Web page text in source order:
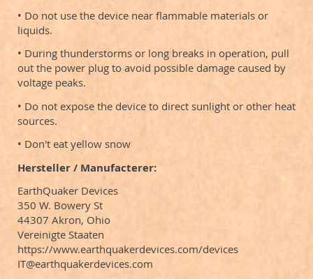
• Do not use the device near flammable materials or
liquids.
• During thunderstorms or long breaks in operation, pull
out the power plug to avoid possible damage caused by
voltage peaks.
• Do not expose the device to direct sunlight or other heat
sources.
• Don't eat yellow snow
Hersteller / Manufacterer:
EarthQuaker Devices
350 W. Bowery St
44307 Akron, Ohio
Vereinigte Staaten
https://www.earthquakerdevices.com/devices
IT@earthquakerdevices.com